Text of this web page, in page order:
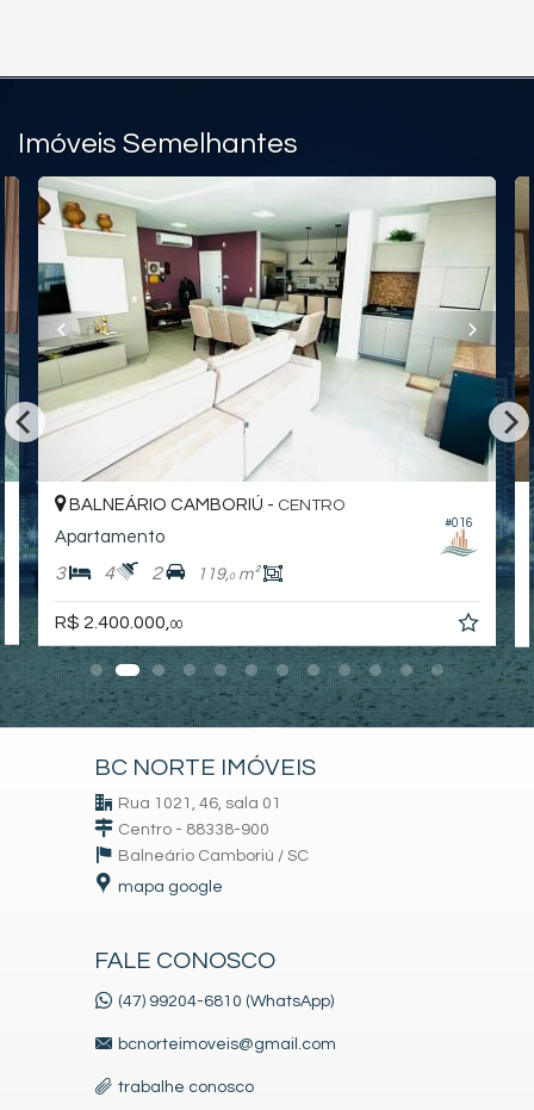
Imóveis Semelhantes
#016
BALNEÁRIO CAMBORIÚ - CENTRO
Apartamento
3 4 2 119,0m²
R$ 2.400.000, 00
BC NORTE IMÓVEIS
Rua 1021, 46, sala 01
Centro - 88338-900
Balneário Camboriú / SC
mapa google
FALE CONOSCO
(47) 99204-6810 (WhatsApp)
bcnorteimoveis@gmail.com
trabalhe conosco